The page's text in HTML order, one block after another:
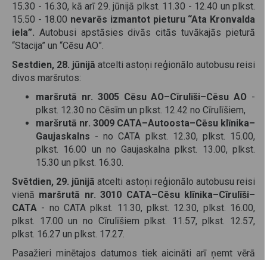
15.30 - 16.30, kā arī 29. jūnijā plkst. 11.30 - 12.40 un plkst.
15.50 - 18.00 nevarēs izmantot pieturu “Ata Kronvalda
iela”. Autobusi apstāsies divās citās tuvākajās pieturā
“Stacija” un “Cēsu AO”.
Sestdien, 28. jūnijā atcelti astoņi reģionālo autobusu reisi
divos maršrutos:
maršrutā nr. 3005 Cēsu AO–Cīrulīši–Cēsu AO -
plkst. 12.30 no Cēsīm un plkst. 12.42 no Cīrulīšiem,
maršrutā nr. 3009 CATA–Autoosta–Cēsu klīnika–
Gaujaskalns - no CATA plkst. 12.30, plkst. 15.00,
plkst. 16.00 un no Gaujaskalna plkst. 13.00, plkst.
15.30 un plkst. 16.30.
Svētdien, 29. jūnijā atcelti astoņi reģionālo autobusu reisi
vienā maršrutā nr. 3010 CATA–Cēsu klīnika–Cīrulīši–
CATA - no CATA plkst. 11.30, plkst. 12.30, plkst. 16.00,
plkst. 17.00 un no Cīrulīšiem plkst. 11.57, plkst. 12.57,
plkst. 16.27 un plkst. 17.27.
Pasažieri minētajos datumos tiek aicināti arī ņemt vērā